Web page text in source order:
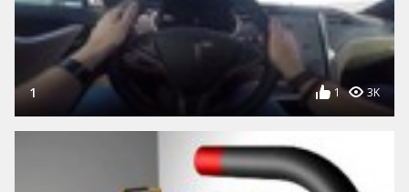
1 1 3K